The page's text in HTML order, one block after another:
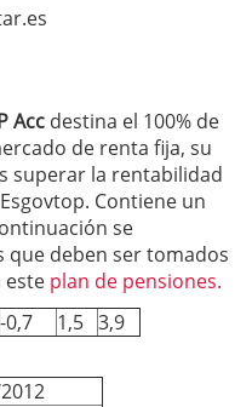
Acc destina el 100% de
de renta fija, su
superar la rentabilidad
Contiene un
se
que deben ser tomados
este plan de pensiones.
-0,7 1,5 3,9